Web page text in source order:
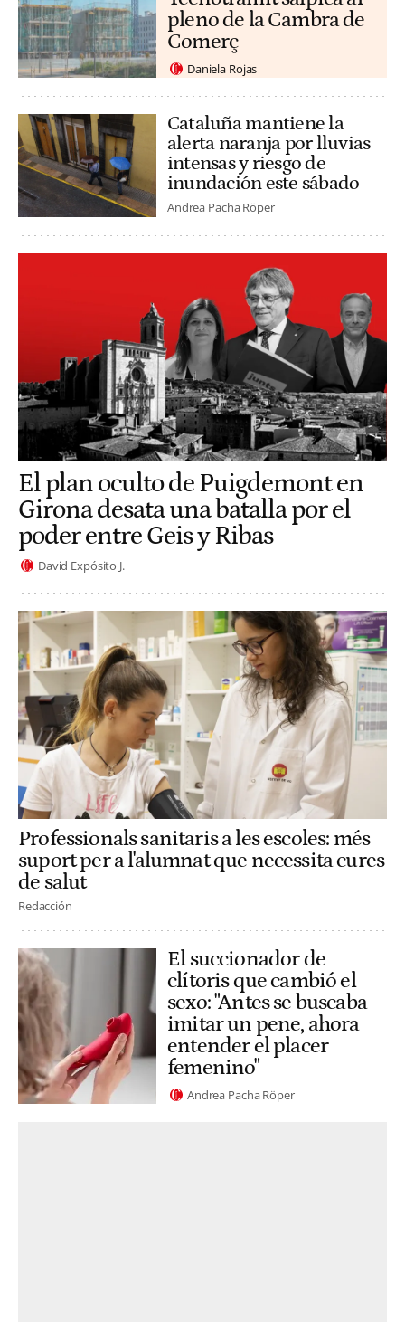
pleno de la Cambra de
Comerç
Daniela Rojas
Cataluña mantiene la
alerta naranja por lluvias
intensas y riesgo de
inundación este sábado
Andrea Pacha Röper
El plan oculto de Puigdemont en
Girona desata una batalla por el
poder entre Geis y Ribas
David Expósito J.
Professionals sanitaris a les escoles: més
suport per a l'alumnat que necessita cures
de salut
Redacción
El succionador de
clítoris que cambió el
sexo: "Antes se buscaba
imitar un pene, ahora
entender el placer
femenino"
Andrea Pacha Röper